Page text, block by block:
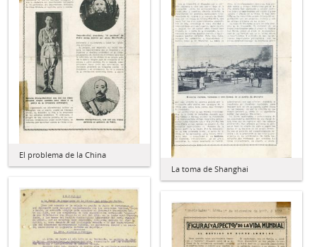
El problema de la China
La toma de Shanghai